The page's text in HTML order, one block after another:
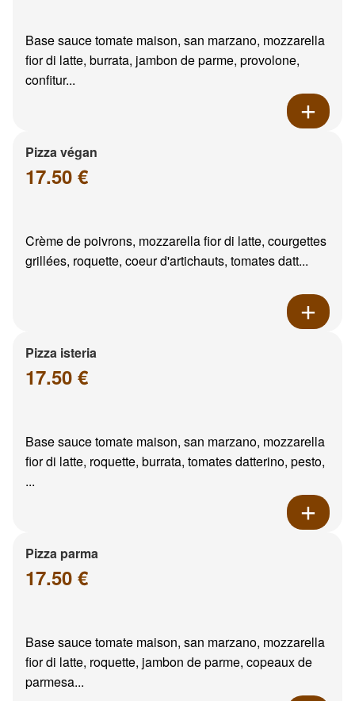
Base sauce tomate maison, san marzano, mozzarella
fior di latte, burrata, jambon de parme, provolone,
confitur...
Pizza végan
17.50 €
Crème de poivrons, mozzarella fior di latte, courgettes
grillées, roquette, coeur d'artichauts, tomates datt...
Pizza isteria
17.50 €
Base sauce tomate maison, san marzano, mozzarella
fior di latte, roquette, burrata, tomates datterino, pesto,
...
Pizza parma
17.50 €
Base sauce tomate maison, san marzano, mozzarella
fior di latte, roquette, jambon de parme, copeaux de
parmesa...